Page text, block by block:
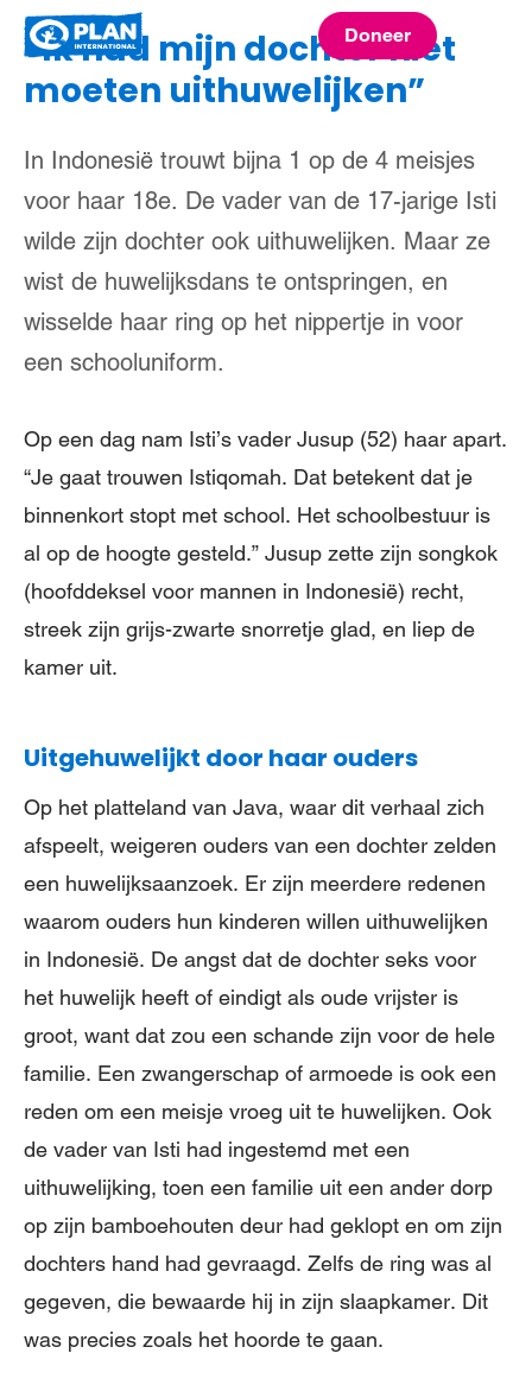
Plan
International
Doneer
menu
”Ik had mijn dochter niet
moeten uithuwelijken”
In Indonesië trouwt bijna 1 op de 4 meisjes
voor haar 18e. De vader van de 17-jarige Isti
wilde zijn dochter ook uithuwelijken. Maar ze
wist de huwelijksdans te ontspringen, en
wisselde haar ring op het nippertje in voor
een schooluniform.
Op een dag nam Isti’s vader Jusup (52) haar apart.
“Je gaat trouwen Istiqomah. Dat betekent dat je
binnenkort stopt met school. Het schoolbestuur is
al op de hoogte gesteld.” Jusup zette zijn songkok
(hoofddeksel voor mannen in Indonesië) recht,
streek zijn grijs-zwarte snorretje glad, en liep de
kamer uit.
Uitgehuwelijkt door haar ouders
Op het platteland van Java, waar dit verhaal zich
afspeelt, weigeren ouders van een dochter zelden
een huwelijksaanzoek. Er zijn meerdere redenen
waarom ouders hun kinderen willen uithuwelijken
in Indonesië. De angst dat de dochter seks voor
het huwelijk heeft of eindigt als oude vrijster is
groot, want dat zou een schande zijn voor de hele
familie. Een zwangerschap of armoede is ook een
reden om een meisje vroeg uit te huwelijken. Ook
de vader van Isti had ingestemd met een
uithuwelijking, toen een familie uit een ander dorp
op zijn bamboehouten deur had geklopt en om zijn
dochters hand had gevraagd. Zelfs de ring was al
gegeven, die bewaarde hij in zijn slaapkamer. Dit
was precies zoals het hoorde te gaan.